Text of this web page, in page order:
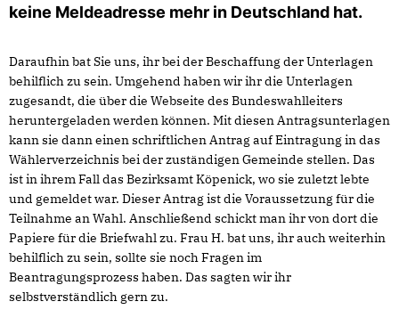
keine Meldeadresse mehr in Deutschland hat.
Daraufhin bat Sie uns, ihr bei der Beschaffung der Unterlagen
behilflich zu sein. Umgehend haben wir ihr die Unterlagen
zugesandt, die über die Webseite des Bundeswahlleiters
heruntergeladen werden können. Mit diesen Antragsunterlagen
kann sie dann einen schriftlichen Antrag auf Eintragung in das
Wählerverzeichnis bei der zuständigen Gemeinde stellen. Das
ist in ihrem Fall das Bezirksamt Köpenick, wo sie zuletzt lebte
und gemeldet war. Dieser Antrag ist die Voraussetzung für die
Teilnahme an Wahl. Anschließend schickt man ihr von dort die
Papiere für die Briefwahl zu. Frau H. bat uns, ihr auch weiterhin
behilflich zu sein, sollte sie noch Fragen im
Beantragungsprozess haben. Das sagten wir ihr
selbstverständlich gern zu.